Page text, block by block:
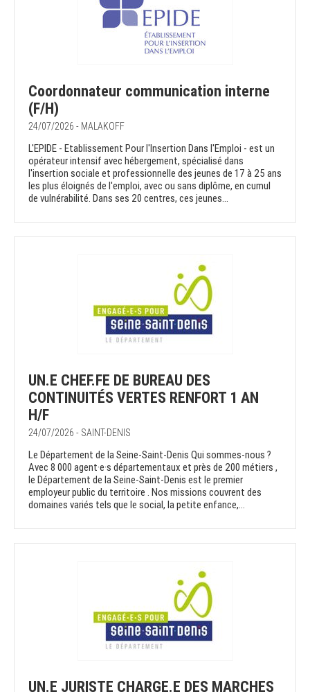
Coordonnateur communication interne
(F/H)
24/07/2026 - MALAKOFF
L'EPIDE - Etablissement Pour l'Insertion Dans l'Emploi - est un
opérateur intensif avec hébergement, spécialisé dans
l'insertion sociale et professionnelle des jeunes de 17 à 25 ans
les plus éloignés de l'emploi, avec ou sans diplôme, en cumul
de vulnérabilité. Dans ses 20 centres, ces jeunes...
UN.E CHEF.FE DE BUREAU DES
CONTINUITÉS VERTES RENFORT 1 AN
H/F
24/07/2026 - SAINT-DENIS
Le Département de la Seine-Saint-Denis Qui sommes-nous ?
Avec 8 000 agent·e·s départementaux et près de 200 métiers ,
le Département de la Seine-Saint-Denis est le premier
employeur public du territoire . Nos missions couvrent des
domaines variés tels que le social, la petite enfance,...
UN.E JURISTE CHARGE.E DES MARCHES